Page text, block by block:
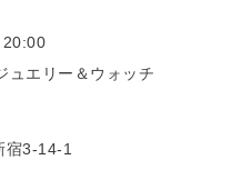
20:00
ュエリー＆ウォッチ
宿3-14-1